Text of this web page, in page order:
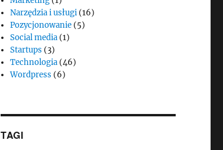
Narzędzia i usługi (16)
Pozycjonowanie (5)
Social media (1)
Startups (3)
Technologia (46)
Wordpress (6)
TAGI